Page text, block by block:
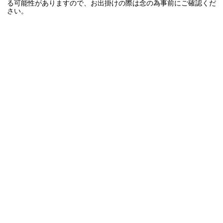
る可能性がありますので、お出掛けの際は念の為事前にご確認くだ
さい。